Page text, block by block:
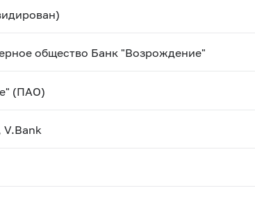
общество Банк "Возрождение"
(ПАО)
V.Bank